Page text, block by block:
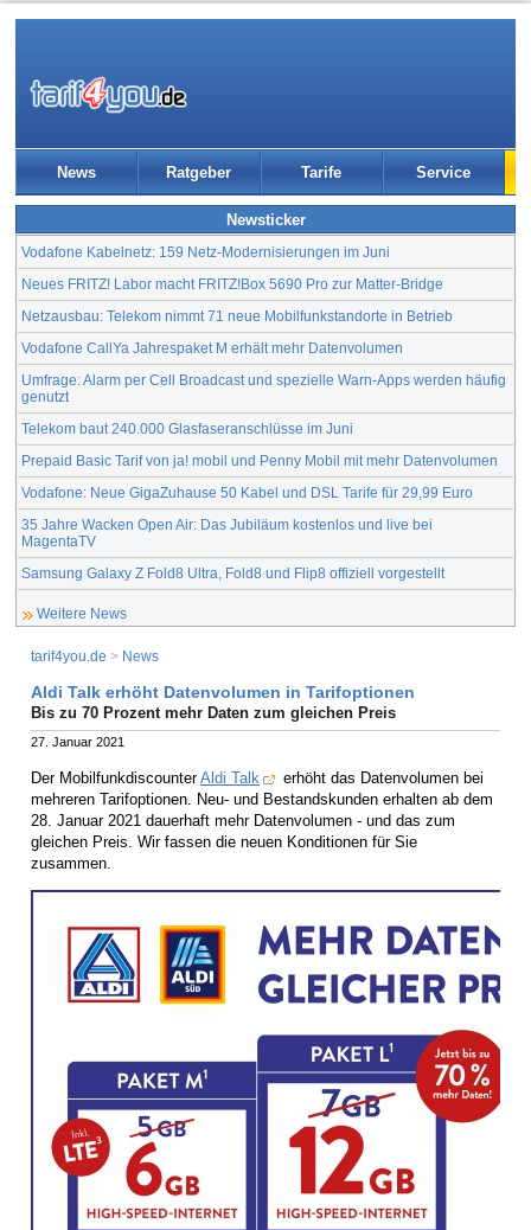
News Ratgeber Tarife Service
Newsticker
Vodafone Kabelnetz: 159 Netz-Modernisierungen im Juni
Neues FRITZ! Labor macht FRITZ!Box 5690 Pro zur Matter-Bridge
Netzausbau: Telekom nimmt 71 neue Mobilfunkstandorte in Betrieb
Vodafone CallYa Jahrespaket M erhält mehr Datenvolumen
Umfrage: Alarm per Cell Broadcast und spezielle Warn-Apps werden häufig
genutzt
Telekom baut 240.000 Glasfaseranschlüsse im Juni
Prepaid Basic Tarif von ja! mobil und Penny Mobil mit mehr Datenvolumen
Vodafone: Neue GigaZuhause 50 Kabel und DSL Tarife für 29,99 Euro
35 Jahre Wacken Open Air: Das Jubiläum kostenlos und live bei
MagentaTV
Samsung Galaxy Z Fold8 Ultra, Fold8 und Flip8 offiziell vorgestellt
Weitere News
tarif4you.de > News
Aldi Talk erhöht Datenvolumen in Tarifoptionen
Bis zu 70 Prozent mehr Daten zum gleichen Preis
27. Januar 2021
Der MobilfunkdiscounterAldi Talk
erhöht das Datenvolumen bei
mehreren Tarifoptionen. Neu- und Bestandskunden erhalten ab dem
28. Januar 2021 dauerhaft mehr Datenvolumen - und das zum
gleichen Preis. Wir fassen die neuen Konditionen für Sie
zusammen.